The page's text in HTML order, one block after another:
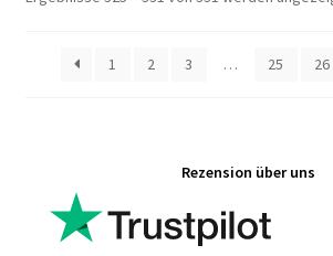
1 2 3 … 25 26
Rezension über uns